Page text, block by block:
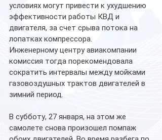
условиях могут привести к ухудшению
эффективности работы КВД и
двигателя, за счет срыва потока на
лопатках компрессора.
Инженерному центру авиакомпании
комиссия тогда порекомендовала
сократить интервалы между мойками
газовоздушных трактов двигателей в
зимний период.
В субботу, 27 января, на этом же
самолете снова произошел помпаж